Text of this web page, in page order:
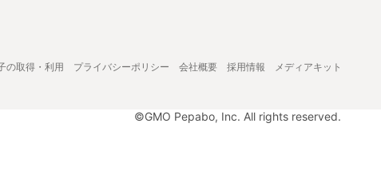
の取得・利用 プライバシーポリシー 会社概要 採用情報 メディアキット
©GMO Pepabo, Inc. All rights reserved.